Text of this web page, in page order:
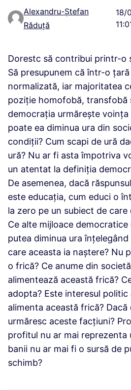
Alexandru-Ștefan
Răduță
18/
Dorestc să contribui printr-o
Să presupunem că într-o
normalizată, iar majoritatea
poziție homofobă, transfobă
democrația urmărește
poate ea diminua ura din
condiții? Cum scapi de ură
ură? Nu ar fi asta împotriva
un atentat la definiția
De asemenea, dacă
este educația, cum educi o
la zero pe un subiect de care
Ce alte mijloace democratice
putea diminua ura
care aceasta ia naștere? Nu
o frică? Ce anume din
alimentează această frică?
adopta? Este interesul
alimenta această frică? Dacă
urmăresc aceste facțiuni?
profitul nu ar mai reprezenta
banii nu ar mai fi o sursă de
schimb?